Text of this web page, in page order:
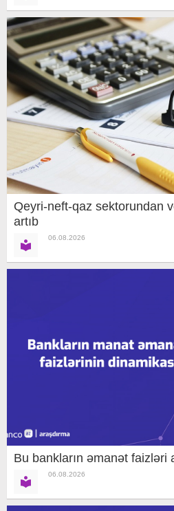
Qeyri-neft-qaz sektorundan
artıb
06.08.2026
Bu bankların əmanət faizləri
06.08.2026